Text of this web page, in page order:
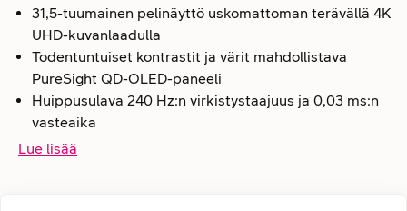
31,5-tuumainen pelinäyttö uskomattoman terävällä 4K
UHD-kuvanlaadulla
Todentuntuiset kontrastit ja värit mahdollistava
PureSight QD-OLED-paneeli
Huippusulava 240 Hz:n virkistystaajuus ja 0,03 ms:n
vasteaika
Lue lisää